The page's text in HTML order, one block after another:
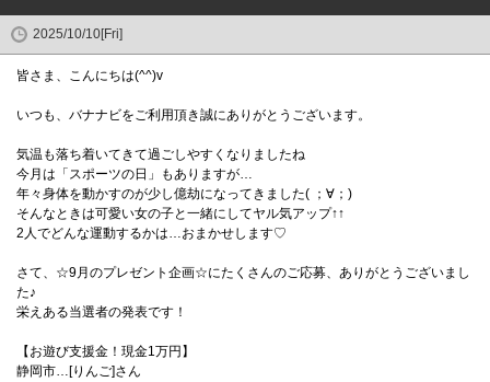
2025/10/10[Fri]
皆さま、こんにちは(^^)v
いつも、バナナビをご利用頂き誠にありがとうございます。
気温も落ち着いてきて過ごしやすくなりましたね
今月は「スポーツの日」もありますが…
年々身体を動かすのが少し億劫になってきました( ；∀；)
そんなときは可愛い女の子と一緒にしてヤル気アップ↑↑
2人でどんな運動するかは…おまかせします♡
さて、☆9月のプレゼント企画☆にたくさんのご応募、ありがとうございまし
た♪
栄えある当選者の発表です！
【お遊び支援金！現金1万円】
静岡市…[りんご]さん